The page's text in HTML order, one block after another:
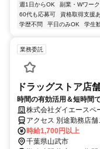
週1日からOK
副業・Wワー
60代も応募可
資格取得支援
学歴不問
平日のみOK 学生
業務委託
ドラッグストア店
時間の有効活用＆短時間
ート重視のお仕事！
株式会社ダイエース
グストア店舗ラウンダ
アクセス 別途勤務店
時給1,700円以上
千葉県山武市